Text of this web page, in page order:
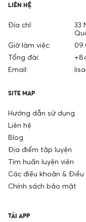
LIÊN HỆ
Địa chỉ:
33
Giờ làm việc:
Tổng đài:
Email:
SITE MAP
Hướng dẫn sử dụng
Liên hệ
Blog
Địa điểm tập luyện
Tìm huấn luyện viên
Các điều khoản & Điều
Chính sách bảo mật
TẢI APP